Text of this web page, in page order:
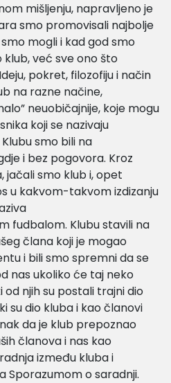
mišljenju, napravljeno je
smo promovisali najbolje
mogli i kad god smo
klub, već sve ono što
pokret, filozofiju i način
na razne načine,
neuobičajnije, koje mogu
koji se nazivaju
smo bili na
i bez pogovora. Kroz
jačali smo klub i, opet
u kakvom-takvom izdizanju
fudbalom. Klubu stavili na
člana koji je mogao
i bili smo spremni da se
nas ukoliko će taj neko
od njih su postali trajni dio
su dio kluba i kao članovi
da je klub prepoznao
članova i nas kao
između kluba i
Sporazumom o saradnji.